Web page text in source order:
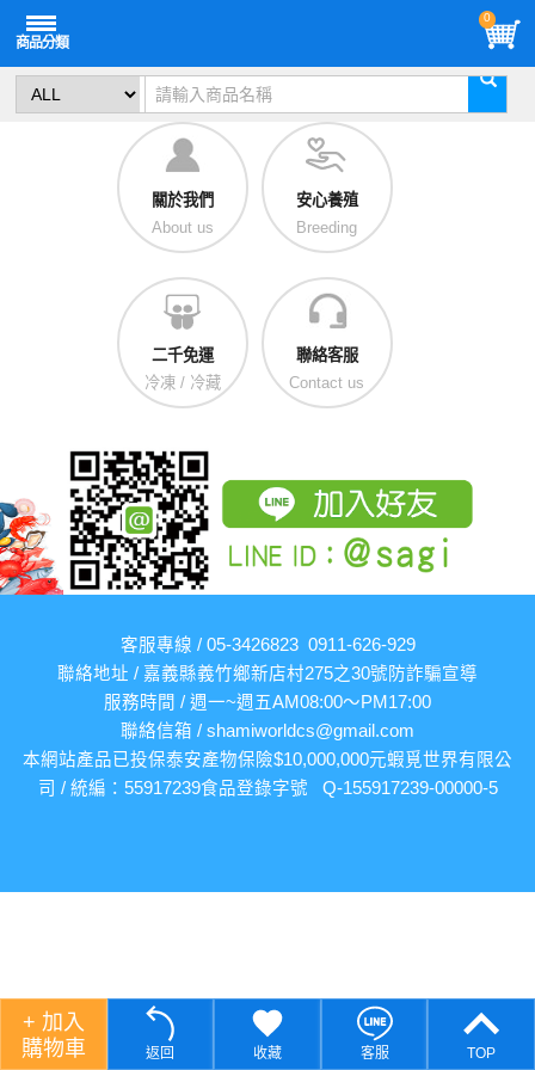
0
+ 加入
購物車
返回 收藏 客服 TOP
關於我們
About us
安心養殖
Breeding
二千免運
冷凍 / 冷藏
聯絡客服
Contact us
客服專線 / 05-3426823 0911-626-929
聯絡地址 / 嘉義縣義竹鄉新店村275之30號 防詐騙宣導
服務時間 / 週一~週五AM08:00～PM17:00
聯絡信箱 / shamiworldcs@gmail.com
本網站產品已投保泰安產物保險$10,000,000元蝦覓世界有限公
司 / 統編：55917239食品登錄字號 Q-155917239-00000-5